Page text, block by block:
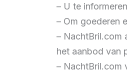
– U te
– Om goederen
– NachtBril.com
het aanbod van
– NachtBril.com